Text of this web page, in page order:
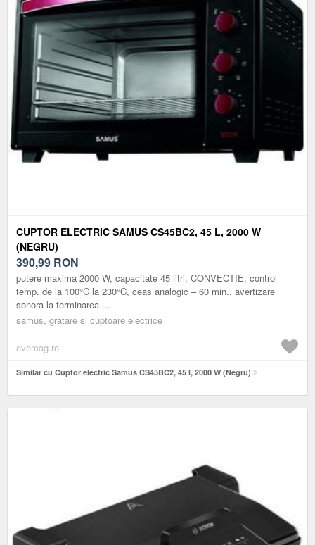
CUPTOR ELECTRIC SAMUS CS45BC2, 45 L, 2000 W
(NEGRU)
390,99 RON
putere maxima 2000 W, capacitate 45 litri, CONVECTIE, control
temp. de la 100°C la 230°C, ceas analogic – 60 min., avertizare
sonora la terminarea ...
samus, gratare si cuptoare electrice
evomag.ro
Similar cu Cuptor electric Samus CS45BC2, 45 l, 2000 W (Negru)